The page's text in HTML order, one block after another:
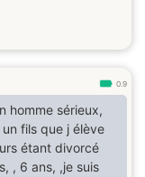
0.9
homme sérieux,
fils que j élève
étant divorcé
, 6 ans, ,je suis